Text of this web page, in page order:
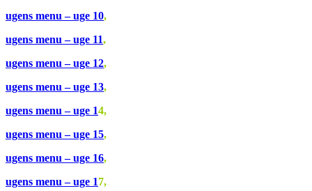
ugens menu – uge 10,
ugens menu – uge 11,
ugens menu – uge 12,
ugens menu – uge 13,
ugens menu – uge 14,
ugens menu – uge 15,
ugens menu – uge 16,
ugens menu – uge 17,